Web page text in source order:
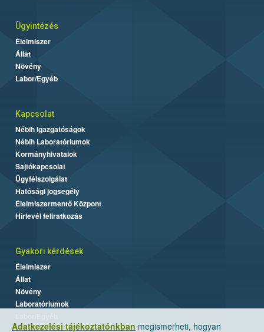
Adatkezelési tájékoztatónkban megismerheti, hogyan
Ügyintézés
Élelmiszer
Állat
Növény
Labor/Egyéb
Kapcsolat
Nébih Igazgatóságok
Nébih Laboratóriumok
Kormányhivatalok
Sajtókapcsolat
Ügyfélszolgálat
Hatósági jogsegély
Élelmiszermentő Központ
Hírlevél feliratkozás
Gyakori kérdések
Élelmiszer
Állat
Növény
Laboratóriumok